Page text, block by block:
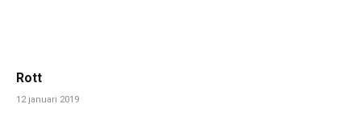
Rott
12 januari 2019